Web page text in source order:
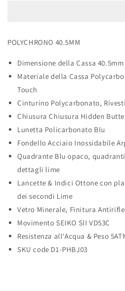
POLYCHRONO 40.5MM
Dimensione della Cassa
Materiale della Cassa
Touch
Cinturino Polycarbonato,
ChiusuraChiusura Hidden
Lunetta Policarbonato Blu
FondelloAcciaio Inossidabile
Quadrante Blu opaco,
dettagli lime
Lancette & Indici Ottone con
dei secondi Lime
Vetro Minerale, Finitura
Movimento SEIKO SII VD53C
Resistenza all'Acqua & Peso
SKU code D1-PHBJ03